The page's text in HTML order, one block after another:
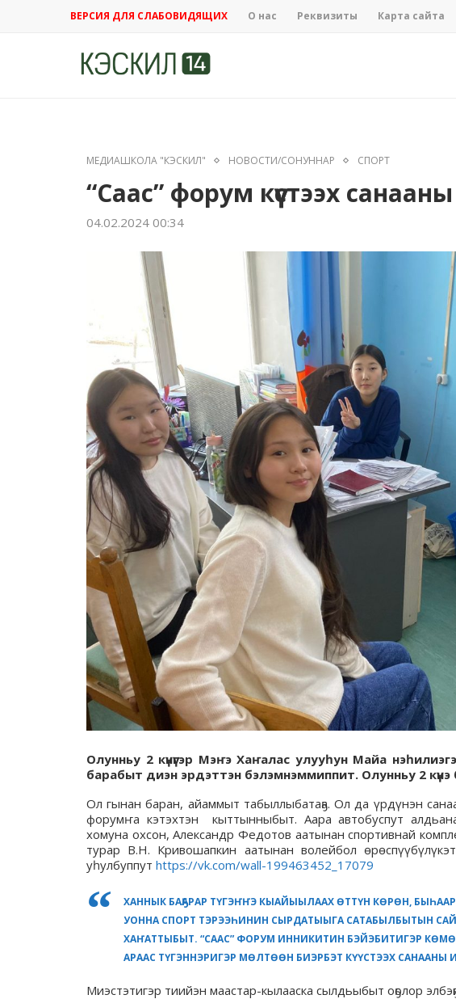
ВЕРСИЯ ДЛЯ СЛАБОВИДЯЩИХ О нас Реквизиты Карта сайта
МЕДИАШКОЛА "КЭСКИЛ" НОВОСТИ/СОНУННАР СПОРТ
“Саас” форум күүстээх
04.02.2024 00:34
Олунньу 2 күнүгэр Мэҥэ Хаҥалас улууһун Майа
барабыт диэн эрдэттэн бэлэмнэммиппит. Олунньу 2 күнэ
Ол гынан баран, айаммыт табыллыбатаҕа. Ол да үрдүнэн
форумҥа кэтэхтэн кыттынныбыт. Аара автобуспут
хомуна охсон, Александр Федотов аатынан спортивнай
турар В.Н. Кривошапкин аатынан волейбол
уһулбуппут https://vk.com/wall-199463452_17079
ХАННЫК БАҔАРАР ТҮГЭҤҤЭ КЫАЙЫЫЛААХ ӨТТҮН КӨРӨН,
УОННА СПОРТ ТЭРЭЭҺИНИН СЫРДАТЫЫГА САТАБЫЛБЫТЫН
ХАҤАТТЫБЫТ. “СААС” ФОРУМ ИННИКИТИН БЭЙЭБИТИГЭР
АРААС ТҮГЭННЭРИГЭР МӨЛТӨӨН БИЭРБЭТ КҮҮСТЭЭХ САНААНЫ
Миэстэтигэр тиийэн маастар-кылааска сылдьыбыт оҕолор